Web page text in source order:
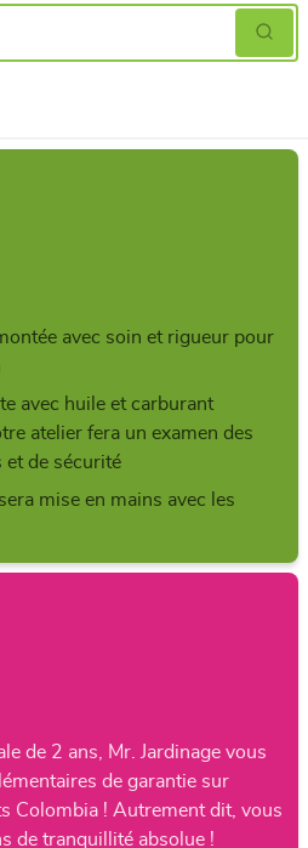
avec soin et rigueur pour
avec huile et carburant
atelier fera un examen des
et de sécurité
mise en mains avec les
de 2 ans, Mr. Jardinage vous
de garantie sur
Colombia ! Autrement dit, vous
de tranquillité absolue !